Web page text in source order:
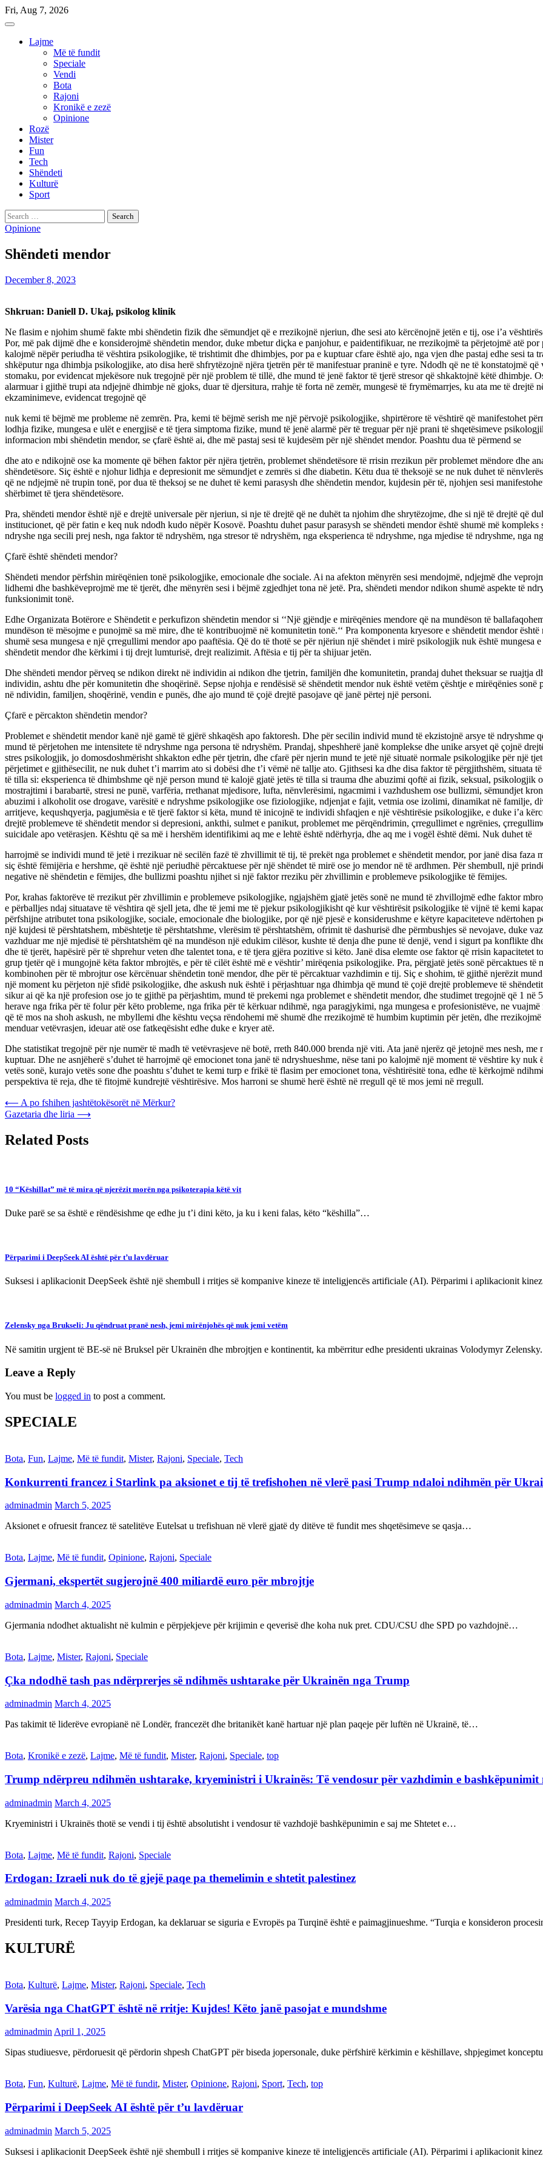
Skip
to
Fri, Aug 7, 2026
Lajme
Më të fundit
Speciale
Vendi
Bota
Rajoni
Kronikë e zezë
Opinione
Rozë
Mister
Fun
Tech
Shëndeti
Kulturë
Sport
Search
for:
Opinione
Shëndeti mendor
December 8, 2023
Shkruan: Daniell D. Ukaj, psikolog klinik
Ne flasim e njohim shumë fakte mbi shëndetin fizik dhe sëmundjet që e rrezikojnë njeriun, dhe sesi ato kërcënojnë jetën e tij, ose i’a
Por, më pak dijmë dhe e konsiderojmë shëndetin mendor, duke mbetur diçka e panjohur, e paidentifikuar, ne rrezikojmë ta përjetojmë atë
kalojmë nëpër periudha të vështira psikologjike, të trishtimit dhe dhimbjes, por pa e kuptuar cfare është ajo, nga vjen dhe pastaj edhe sesi
shkëputur nga dhimbja psikologjike, ato disa herë shfrytëzojnë njëra tjetrën për të manifestuar praninë e tyre. Ndodh që ne të konstatojmë
stomaku, por evidencat mjekësore nuk tregojnë për një problem të tillë, dhe mund të jenë faktor të tjerë stresor që shkaktojnë këtë dhimbje.
alarmuar i gjithë trupi ata ndjejnë dhimbje në gjoks, duar të djersitura, rrahje të forta në zemër, mungesë të frymëmarrjes, ku ata me të
ekzaminimeve, evidencat tregojnë që
nuk kemi të bëjmë me probleme në zemrën. Pra, kemi të bëjmë serish me një përvojë psikologjike, shpirtërore të vështirë që manifestohet
lodhja fizike, mungesa e ulët e energjisë e të tjera simptoma fizike, mund të jenë alarmë për të treguar për një prani të shqetësimeve
informacion mbi shëndetin mendor, se çfarë është ai, dhe më pastaj sesi të kujdesëm për një shëndet mendor. Poashtu dua të përmend se
dhe ato e ndikojnë ose ka momente që bëhen faktor për njëra tjetrën, problemet shëndetësore të rrisin rrezikun për problemet mëndore dhe
shëndetësore. Siç është e njohur lidhja e depresionit me sëmundjet e zemrës si dhe diabetin. Këtu dua të theksojë se ne nuk duhet të
që ne ndjejmë në trupin tonë, por dua të theksoj se ne duhet të kemi parasysh dhe shëndetin mendor, kujdesin për të, njohjen sesi
shërbimet të tjera shëndetësore.
Pra, shëndeti mendor është një e drejtë universale për njeriun, si nje të drejtë që ne duhët ta njohim dhe shrytëzojme, dhe si një të drejtë që
institucionet, që për fatin e keq nuk ndodh kudo nëpër Kosovë. Poashtu duhet pasur parasysh se shëndeti mendor është shumë më
ndryshe nga secili prej nesh, nga faktor të ndryshëm, nga stresor të ndryshëm, nga eksperienca të ndryshme, nga mjedise të ndryshme, nga
Çfarë është shëndeti mendor?
Shëndeti mendor përfshin mirëqënien tonë psikologjike, emocionale dhe sociale. Ai na afekton mënyrën sesi mendojmë, ndjejmë dhe
lidhemi dhe bashkëveprojmë me të tjerët, dhe mënyrën sesi i bëjmë zgjedhjet tona në jetë. Pra, shëndeti mendor ndikon shumë aspekte të
funksionimit tonë.
Edhe Organizata Botërore e Shëndetit e perkufizon shëndetin mendor si ‘‘Një gjëndje e mirëqënies mendore që na mundëson të
mundëson të mësojme e punojmë sa më mire, dhe të kontribuojmë në komunitetin tonë.‘‘ Pra komponenta kryesore e shëndetit mendor
shumë sesa mungesa e një çrregullimi mendor apo paaftësia. Që do të thotë se për njëriun një shëndet i mirë psikologjik nuk është
shëndetit mendor dhe kërkimi i tij drejt lumturisë, drejt realizimit. Aftësia e tij për ta shijuar jetën.
Dhe shëndeti mendor përveq se ndikon direkt në individin ai ndikon dhe tjetrin, familjën dhe komunitetin, prandaj duhet theksuar se ruajtja
individin, ashtu dhe për komunitetin dhe shoqërinë. Sepse njohja e rendësisë së shëndetit mendor nuk është vetëm çështje e mirëqënies
në ndividin, familjen, shoqërinë, vendin e punës, dhe ajo mund të çojë drejtë pasojave që janë përtej një personi.
Çfarë e përcakton shëndetin mendor?
Problemet e shëndetit mendor kanë një gamë të gjërë shkaqësh apo faktoresh. Dhe për secilin individ mund të ekzistojnë arsye të ndryshme
mund të përjetohen me intensitete të ndryshme nga persona të ndryshëm. Prandaj, shpeshherë janë komplekse dhe unike arsyet që çojnë
stres psikologjik, jo domosdoshmërisht shkakton edhe për tjetrin, dhe cfarë për njerin mund te jetë një situatë normale psikologjike për një
përjetimet e gjithësecilit, ne nuk duhet t’i marrim ato si dobësi dhe t’i vëmë në tallje ato. Gjithsesi ka dhe disa faktor të përgjithshëm, situata
të tilla si: eksperienca të dhimbshme që një person mund të kalojë gjatë jetës të tilla si trauma dhe abuzimi qoftë ai fizik, seksual, psikologjik
mostrajtimi i barabartë, stresi ne punë, varfëria, rrethanat mjedisore, lufta, nënvlerësimi, ngacmimi i vazhdushem ose bullizmi, sëmundjet
abuzimi i alkoholit ose drogave, varësitë e ndryshme psikologjike ose fiziologjike, ndjenjat e fajit, vetmia ose izolimi, dinamikat në familje,
arritjeve, kequshqyerja, pagjumësia e të tjerë faktor si këta, mund të inicojnë te individi shfaqjen e një vështirësie psikologjike, e duke i’a
drejtë problemeve të shëndetit mendor si depresioni, ankthi, sulmet e panikut, problemet me përqëndrimin, çrregullimet e ngrënies,
suicidale apo vetërasjen. Kështu që sa më i hershëm identifikimi aq me e lehtë është ndërhyrja, dhe aq me i vogël është dëmi. Nuk duhet të
harrojmë se individi mund të jetë i rrezikuar në secilën fazë të zhvillimit të tij, të prekët nga problemet e shëndetit mendor, por janë disa faza
siç është fëmijëria e hershme, që është një periudhë përcaktuese për një shëndet të mirë ose jo mendor në të ardhmen. Për shembull, një
negative në shëndetin e fëmijes, dhe bullizmi poashtu njihet si një faktor rreziku për zhvillimin e problemeve psikologjike të fëmijes.
Por, krahas faktorëve të rrezikut për zhvillimin e problemeve psikologjike, ngjajshëm gjatë jetës sonë ne mund të zhvillojmë edhe faktor
e përballjes ndaj situatave të vështira që sjell jeta, dhe të jemi me të pjekur psikologjikisht që kur vështirësit psikologjike të vijnë të kemi
përfshijne atributet tona psikologjike, sociale, emocionale dhe biologjike, por që një pjesë e konsiderushme e këtyre kapaciteteve ndërtohen
një kujdesi të përshtatshem, mbështetje të përshtatshme, vlerësim të përshtatshëm, ofrimit të dashurisë dhe përmbushjes së nevojave, duke
vazhduar me një mjedisë të përshtatshëm që na mundëson një edukim cilësor, kushte të denja dhe pune të denjë, vend i sigurt pa konflikte
dhe të tjerët, hapësirë për të shprehur veten dhe talentet tona, e të tjera gjëra pozitive si këto. Janë disa elemte ose faktor që rrisin kapacitetet
grup tjetër që i mungojnë këta faktor mbrojtës, e për të cilët është më e vështir’ mirëqenia psikologjike. Pra, përgjatë jetës sonë përcaktues
kombinohen për të mbrojtur ose kërcënuar shëndetin tonë mendor, dhe për të përcaktuar vazhdimin e tij. Siç e shohim, të gjithë njerëzit
një moment ku përjeton një sfidë psikologjike, dhe askush nuk është i përjashtuar nga dhimbja që mund të çojë drejtë problemeve të
sikur ai që ka një profesion ose jo te gjithë pa përjashtim, mund të prekemi nga problemet e shëndetit mendor, dhe studimet tregojnë që 1
herave nga frika për të folur për këto probleme, nga frika për të kërkuar ndihmë, nga paragjykimi, nga mungesa e profesionistëve, ne
që të mos na shoh askush, ne mbyllemi dhe kështu veçsa rëndohemi më shumë dhe rrezikojmë të humbim kuptimin për jetën, dhe
menduar vetëvrasjen, ideuar atë ose fatkeqësisht edhe duke e kryer atë.
Dhe statistikat tregojnë për nje numër të madh të vetëvrasjeve në botë, rreth 840.000 brenda një viti. Ata janë njerëz që jetojnë mes nesh,
kuptuar. Dhe ne asnjëherë s’duhet të harrojmë që emocionet tona janë të ndryshueshme, nëse tani po kalojmë një moment të vështire ky
vetës sonë, kurajo vetës sone dhe poashtu s’duhet te kemi turp e frikë të flasim per emocionet tona, vështirësitë tona, edhe të kërkojmë
perspektiva të reja, dhe të fitojmë kundrejtë vështirësive. Mos harroni se shumë herë është në rregull që të mos jemi në rregull.
Post
navigation
⟵ A po fshihen jashtëtokësorët në Mërkur?
Gazetaria dhe liria ⟶
Related Posts
10 “Këshillat” më të mira që njerëzit morën nga psikoterapia këtë vit
Duke parë se sa është e rëndësishme qe edhe ju t’i dini këto, ja ku i keni falas, këto “këshilla”…
Përparimi i DeepSeek AI është për t’u lavdëruar
Suksesi i aplikacionit DeepSeek është një shembull i rritjes së kompanive kineze të inteligjencës artificiale (AI). Përparimi i aplikacionit
Zelensky nga Brukseli: Ju qëndruat pranë nesh, jemi mirënjohës që nuk jemi vetëm
Në samitin urgjent të BE-së në Bruksel për Ukrainën dhe mbrojtjen e kontinentit, ka mbërritur edhe presidenti ukrainas Volodymyr
Leave a Reply
You must be logged in to post a comment.
SPECIALE
Bota, Fun, Lajme, Më të fundit, Mister, Rajoni, Speciale, Tech
Konkurrenti francez i Starlink pa aksionet e tij të trefishohen në vlerë pasi Trump ndaloi ndihmën për
adminadmin March 5, 2025
Aksionet e ofruesit francez të satelitëve Eutelsat u trefishuan në vlerë gjatë dy ditëve të fundit mes shqetësimeve se qasja…
Bota, Lajme, Më të fundit, Opinione, Rajoni, Speciale
Gjermani, ekspertët sugjerojnë 400 miliardë euro për mbrojtje
adminadmin March 4, 2025
Gjermania ndodhet aktualisht në kulmin e përpjekjeve për krijimin e qeverisë dhe koha nuk pret. CDU/CSU dhe SPD po vazhdojnë…
Bota, Lajme, Mister, Rajoni, Speciale
Çka ndodhë tash pas ndërprerjes së ndihmës ushtarake për Ukrainën nga Trump
adminadmin March 4, 2025
Pas takimit të liderëve evropianë në Londër, francezët dhe britanikët kanë hartuar një plan paqeje për luftën në Ukrainë, të…
Bota, Kronikë e zezë, Lajme, Më të fundit, Mister, Rajoni, Speciale, top
Trump ndërpreu ndihmën ushtarake, kryeministri i Ukrainës: Të vendosur për vazhdimin e bashkëpunimit
adminadmin March 4, 2025
Kryeministri i Ukrainës thotë se vendi i tij është absolutisht i vendosur të vazhdojë bashkëpunimin e saj me Shtetet e…
Bota, Lajme, Më të fundit, Rajoni, Speciale
Erdogan: Izraeli nuk do të gjejë paqe pa themelimin e shtetit palestinez
adminadmin March 4, 2025
Presidenti turk, Recep Tayyip Erdogan, ka deklaruar se siguria e Evropës pa Turqinë është e paimagjinueshme. “Turqia e konsideron
KULTURË
Bota, Kulturë, Lajme, Mister, Rajoni, Speciale, Tech
Varësia nga ChatGPT është në rritje: Kujdes! Këto janë pasojat e mundshme
adminadmin April 1, 2025
Sipas studiuesve, përdoruesit që përdorin shpesh ChatGPT për biseda jopersonale, duke përfshirë kërkimin e këshillave, shpjegimet
Bota, Fun, Kulturë, Lajme, Më të fundit, Mister, Opinione, Rajoni, Sport, Tech, top
Përparimi i DeepSeek AI është për t’u lavdëruar
adminadmin March 5, 2025
Suksesi i aplikacionit DeepSeek është një shembull i rritjes së kompanive kineze të inteligjencës artificiale (AI). Përparimi i aplikacionit